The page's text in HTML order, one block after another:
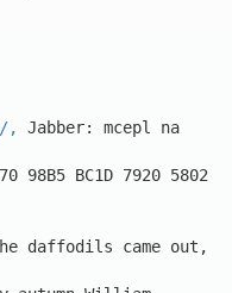
,
Jabber: mcepl na
98B5 BC1D 7920 5802
daffodils came out,